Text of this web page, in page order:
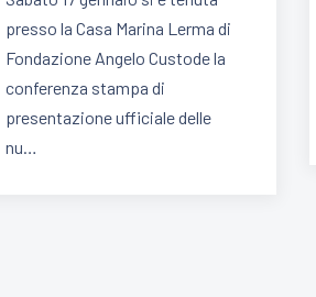
presso la Casa Marina Lerma di
Fondazione Angelo Custode la
conferenza stampa di
presentazione ufficiale delle
nu…